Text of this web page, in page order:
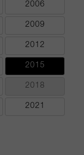
2006
2009
2012
2015
2018
2021